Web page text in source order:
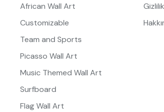
African Wall Art
Customizable
Team and Sports
Picasso Wall Art
Music Themed Wall Art
Surfboard
Flag Wall Art